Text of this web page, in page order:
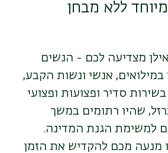
ללא מבחן
מצדיעה לכם - הנשים
אנשי ונשות הקבע,
סדיר ופצועות ופצועי
שהיו רתומים במשך
למשימת הגנת המדינה.
מנעה מכם להקדיש את הזמן